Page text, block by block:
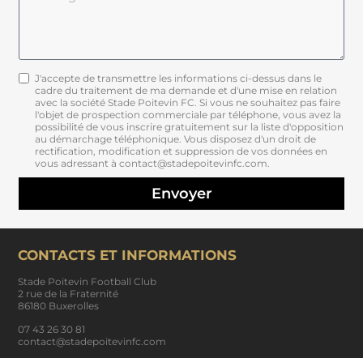
J'accepte de transmettre les informations ci-dessus dans le
cadre du traitement de ma demande et d'une mise en relation
avec la société Stade Poitevin FC. Si vous ne souhaitez pas faire
l'objet de prospection commerciale par téléphone, vous avez la
possibilité de vous inscrire gratuitement sur la liste d'opposition
au démarchage téléphonique. Vous disposez d'un droit de
rectification, modification et suppression de vos données en
vous adressant à contact@stadepoitevinfc.com.
Envoyer
CONTACTS ET INFORMATIONS
Stade Poitevin Football Club
2 rue de la Fraternité
86180 Buxerolles
07 43 26 30 81
contact@stadepoitevinfc.com